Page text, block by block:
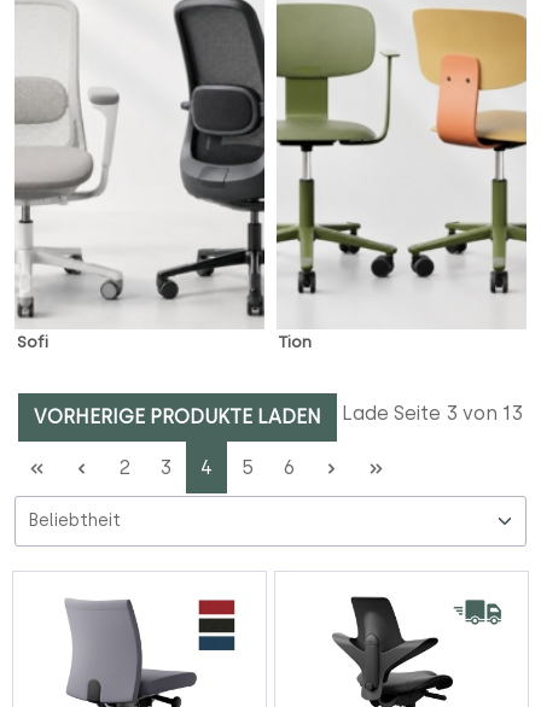
Sofi Tion
VORHERIGE PRODUKTE LADEN Lade Seite 3 von 13
Seite
2 Seite
3 Seite
4 Seite
5 Seite
6